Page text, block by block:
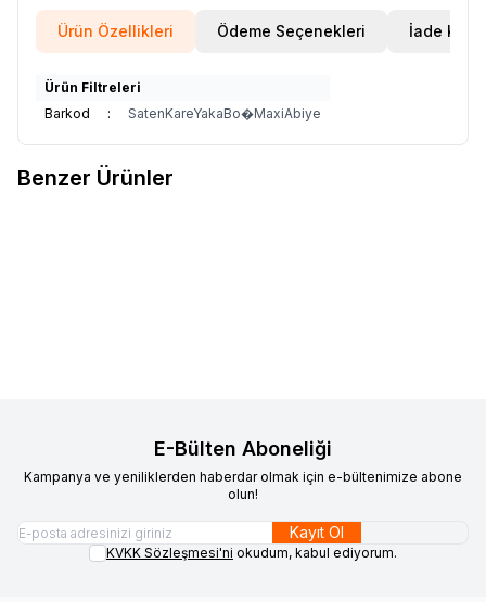
Ürün Özellikleri Ödeme Seçenekleri İade
Ürün Filtreleri
Barkod
: SatenKareYakaBo�MaxiAbiye
Benzer Ürünler
E-Bülten Aboneliği
Kampanya ve yeniliklerden haberdar olmak için e-bültenimize abone
olun!
Kayıt Ol
KVKK Sözleşmesi'ni okudum, kabul ediyorum.